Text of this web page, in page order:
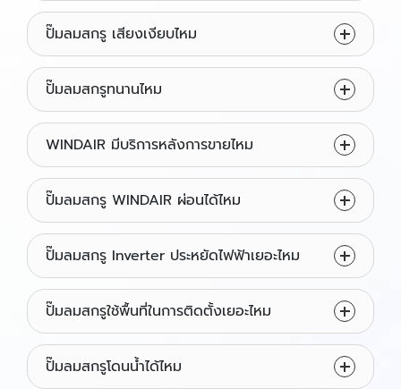
ปั๊มลมสกรู เสียงเงียบไหม
ปั๊มลมสกรูทนานไหม
WINDAIR มีบริการหลังการขายไหม
ปั๊มลมสกรู WINDAIR ผ่อนได้ไหม
ปั๊มลมสกรู Inverter ประหยัดไฟฟ้าเยอะไหม
ปั๊มลมสกรูใช้พื้นที่ในการติดตั้งเยอะไหม
ปั๊มลมสกรูโดนน้ำได้ไหม